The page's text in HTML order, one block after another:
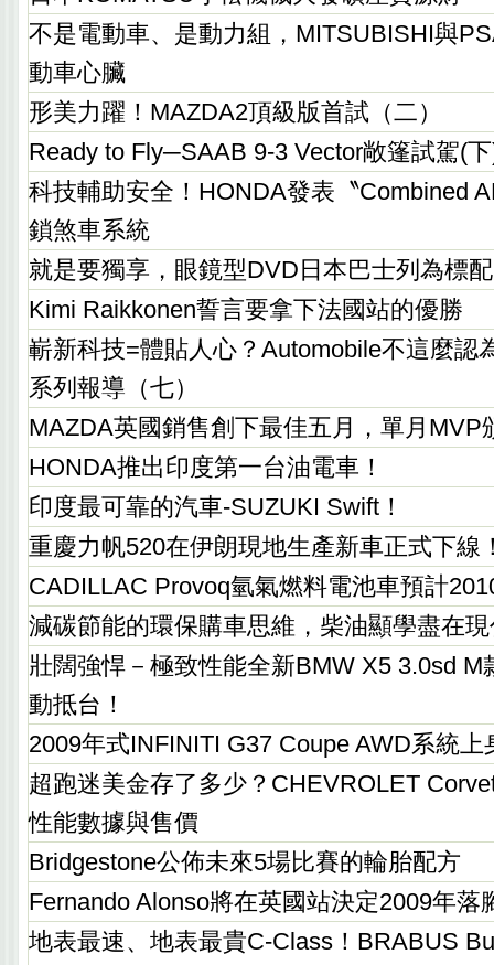
不是電動車、是動力組，MITSUBISHI與
動車心臟
形美力躍！MAZDA2頂級版首試（二）
Ready to Fly─SAAB 9-3 Vector敞篷試駕(
科技輔助安全！HONDA發表〝Combined
鎖煞車系統
就是要獨享，眼鏡型DVD日本巴士列為標配
Kimi Raikkonen誓言要拿下法國站的優勝
嶄新科技=體貼人心？Automobile不這麼認
系列報導（七）
MAZDA英國銷售創下最佳五月，單月MVP
HONDA推出印度第一台油電車！
印度最可靠的汽車-SUZUKI Swift！
重慶力帆520在伊朗現地生產新車正式下線
CADILLAC Provoq氫氣燃料電池車預計
減碳節能的環保購車思維，柴油顯學盡在
壯闊強悍－極致性能全新BMW X5 3.0sd M
動抵台！
2009年式INFINITI G37 Coupe AWD系統上
超跑迷美金存了多少？CHEVROLET
性能數據與售價
Bridgestone公佈未來5場比賽的輪胎配方
Fernando Alonso將在英國站決定2009年落
地表最速、地表最貴C-Class！BRABUS